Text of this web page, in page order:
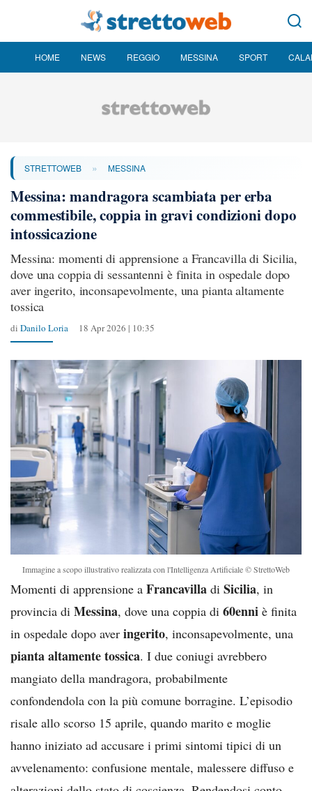
HOME NEWS REGGIO MESSINA SPORT
STRETTOWEB » MESSINA
Messina: mandragora scambiata per erba
commestibile, coppia in gravi condizioni dopo
intossicazione
Messina: momenti di apprensione a Francavilla di Sicilia,
dove una coppia di sessantenni è finita in ospedale dopo
aver ingerito, inconsapevolmente, una pianta altamente
tossica
di Danilo Loria 18 Apr 2026 | 10:35
Immagine a scopo illustrativo realizzata con l'Intelligenza Artificiale © StrettoWeb
Momenti di apprensione a Francavilla di Sicilia, in
provincia di Messina, dove una coppia di 60enni è finita
in ospedale dopo aver ingerito, inconsapevolmente, una
pianta altamente tossica. I due coniugi avrebbero
mangiato della mandragora, probabilmente
confondendola con la più comune borragine. L’episodio
risale allo scorso 15 aprile, quando marito e moglie
hanno iniziato ad accusare i primi sintomi tipici di un
avvelenamento: confusione mentale, malessere diffuso e